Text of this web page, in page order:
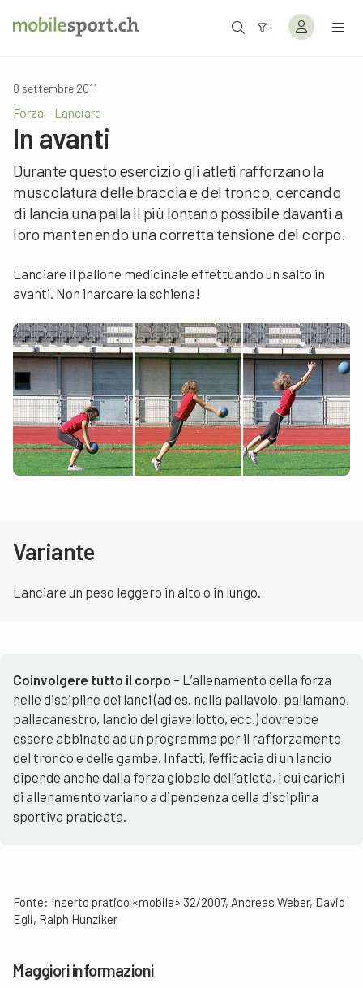
8 settembre 2011
Forza – Lanciare
In avanti
Durante questo esercizio gli atleti rafforzano la
muscolatura delle braccia e del tronco, cercando
di lancia una palla il più lontano possibile davanti a
loro mantenendo una corretta tensione del corpo.
Lanciare il pallone medicinale effettuando un salto in
avanti. Non inarcare la schiena!
Variante
Lanciare un peso leggero in alto o in lungo.
Coinvolgere tutto il corpo – L’allenamento della forza
nelle discipline dei lanci (ad es. nella pallavolo, pallamano,
pallacanestro, lancio del giavellotto, ecc.) dovrebbe
essere abbinato ad un programma per il rafforzamento
del tronco e delle gambe. Infatti, l’efficacia di un lancio
dipende anche dalla forza globale dell’atleta, i cui carichi
di allenamento variano a dipendenza della disciplina
sportiva praticata.
Fonte: Inserto pratico «mobile» 32/2007, Andreas Weber, David
Egli, Ralph Hunziker
Maggiori informazioni